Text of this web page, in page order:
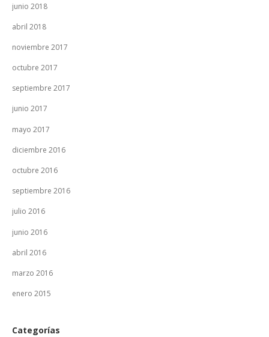
junio 2018
abril 2018
noviembre 2017
octubre 2017
septiembre 2017
junio 2017
mayo 2017
diciembre 2016
octubre 2016
septiembre 2016
julio 2016
junio 2016
abril 2016
marzo 2016
enero 2015
Categorías